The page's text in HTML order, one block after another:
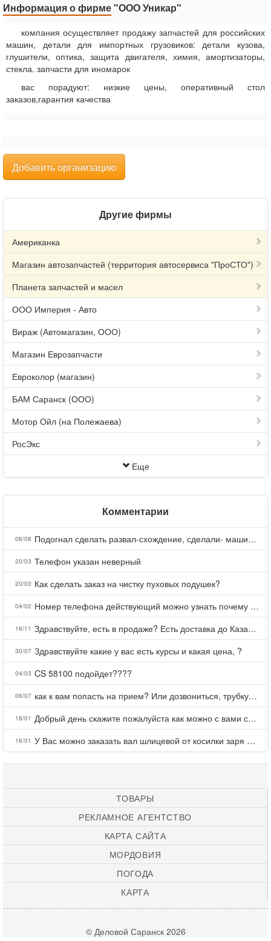
Информация о фирме"ООО Уникар"
компания осуществляет продажу запчастей для российских
машин, детали для импортных грузовиков: детали кузова,
глушители, оптика, защита двигателя, химия, амортизаторы,
стекла. запчасти для иномарок
вас порадуют: низкие цены, оперативный стол
заказов,гарантия качества
Добавить организацию
Другие фирмы
Американка
Магазин автозапчастей (территория автосервиса "ПроСТО")
Планета запчастей и масел
ООО Империя - Авто
Вираж (Автомагазин, ООО)
Магазин Еврозапчасти
Евроколор (магазин)
БАМ Саранск (ООО)
Мотор Ойл (на Полежаева)
РосЭкс
Еще
Комментарии
06/08 Подогнал сделать развал-схождение, сделали- машина уходит на право и колеса проверил все хорошо с атмосферами ужас как можно делать авто, не ужели не берегут свою репутацию, не советую.
20/03 Телефон указан неверный
20/03 Как сделать заказ на чистку пуховых подушек?
04/02 Номер телефона действующий можно узнать почему номер неправельный
16/11 Здравствуйте, есть в продаже? Есть доставка до Казани?
30/07 Здравствуйте какие у вас есть курсы и какая цена, ?
04/03 CS 58100 подойдет????
06/07 как к вам попасть на прием? Или дозвониться, трубку не берете.
18/01 Добрый день скажите пожалуйста как можно с вами связаться . Телефон не отвечает .Заказала кухню в тц Хороший есть претензии а менеджер контактов не дает .Что делать?
16/01 У Вас можно заказать вал шлицевой от косилки заря для мтз, который соединяет мотоблок с косилкой.?
ТОВАРЫ
РЕКЛАМНОЕ АГЕНТСТВО
КАРТА САЙТА
МОРДОВИЯ
ПОГОДА
КАРТА
© Деловой Саранск 2026